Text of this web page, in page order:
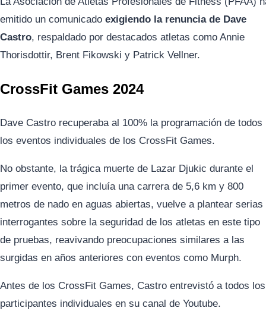
emitido un comunicado exigiendo la renuncia de Dave
Castro, respaldado por destacados atletas como Annie
Thorisdottir, Brent Fikowski y Patrick Vellner.
CrossFit Games 2024
Dave Castro recuperaba al 100% la programación de todos
los eventos individuales de los CrossFit Games.
No obstante, la trágica muerte de Lazar Djukic durante el
primer evento, que incluía una carrera de 5,6 km y 800
metros de nado en aguas abiertas, vuelve a plantear serias
interrogantes sobre la seguridad de los atletas en este tipo
de pruebas, reavivando preocupaciones similares a las
surgidas en años anteriores con eventos como Murph.
Antes de los CrossFit Games, Castro entrevistó a todos los
participantes individuales en su canal de Youtube.